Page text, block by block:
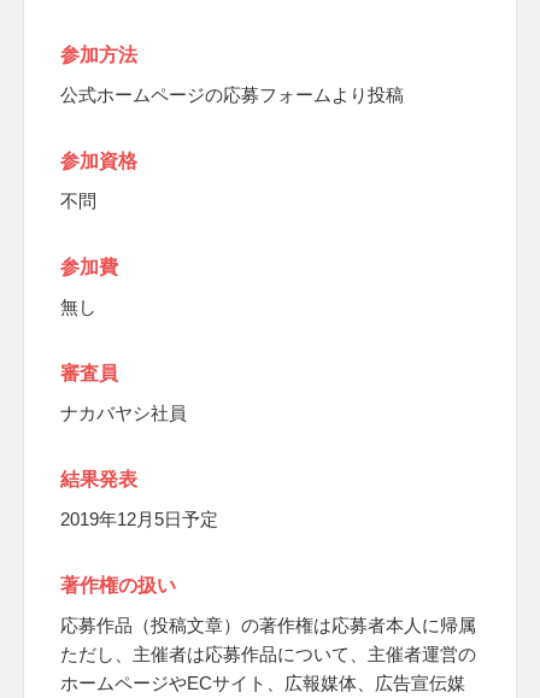
参加方法
公式ホームページの応募フォームより投稿
参加資格
不問
参加費
無し
審査員
ナカバヤシ社員
結果発表
2019年12月5日予定
著作権の扱い
応募作品（投稿文章）の著作権は応募者本人に帰属
ただし、主催者は応募作品について、主催者運営の
ホームページやECサイト、広報媒体、広告宣伝媒